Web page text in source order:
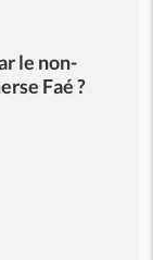
le non-
Faé ?